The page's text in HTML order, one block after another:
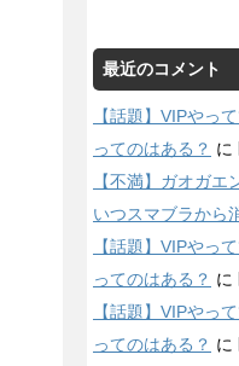
最近のコメント
【話題】VIPやっ
ってのはある？ に
【不満】ガオガ
いつスマブラから
【話題】VIPやっ
ってのはある？ に
【話題】VIPやっ
ってのはある？ に